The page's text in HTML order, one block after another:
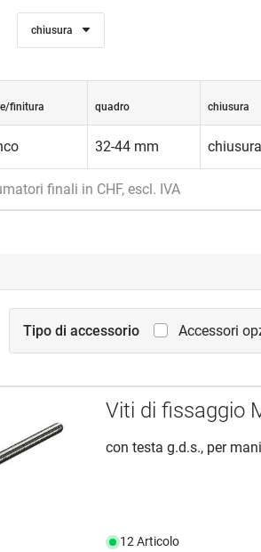
chiusura
finitura quadro chiusura
32-44 mm
finali in CHF, escl. IVA
Tipo di accessorio Accessori
Viti di fissaggio
con testa g.d.s., per
12 Articolo